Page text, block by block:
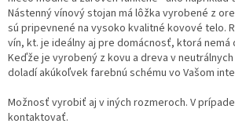
Nástenný vínový stojan má lôžka vyrobené z
sú pripevnené na vysoko kvalitné kovové telo.
vín, kt. je ideálny aj pre domácnosť, ktorá
Keďže je vyrobený z kovu a dreva v
doladí akúkoľvek farebnú schému vo Vašom
Možnosť vyrobiť aj v iných rozmeroch. V
kontaktovať.